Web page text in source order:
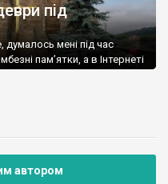
під
думалось мені під час
пам’ятки, а в Інтернеті
автором